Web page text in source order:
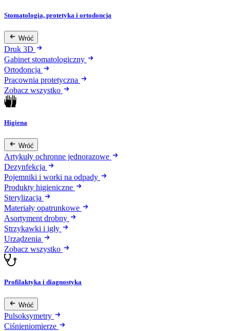
Stomatologia, protetyka i ortodoncja
Wróć
Druk 3D
Gabinet stomatologiczny
Ortodoncja
Pracownia protetyczna
Zobacz wszystko
Higiena
Wróć
Artykuły ochronne jednorazowe
Dezynfekcja
Pojemniki i worki na odpady
Produkty higieniczne
Sterylizacja
Materiały opatrunkowe
Asortyment drobny
Strzykawki i igły
Urządzenia
Zobacz wszystko
Profilaktyka i diagnostyka
Wróć
Pulsoksymetry
Ciśnieniomierze